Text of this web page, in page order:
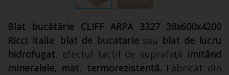
Blat bucătărie CLIFF ARPA 3327 38x600x4200
Ricci Italia: blat de bucatariesau blat de lucru
hidrofugat, efectul tactil de suprafață imitând
mineralele, mat, termorezistentă. Fabricat din